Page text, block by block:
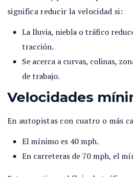
significa reducir la velocidad si:
La lluvia, niebla o tráfico
tracción.
Se acerca a curvas, colinas,
de trabajo.
Velocidades
En autopistas con cuatro o más
El mínimo es 40 mph.
En carreteras de 70 mph, el